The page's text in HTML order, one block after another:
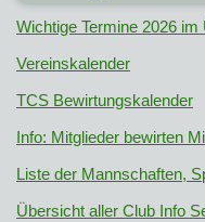
Wichtige Termine 2026 im
Vereinskalender
TCS Bewirtungskalender
Info: Mitglieder bewirten
Liste der Mannschaften,
Übersicht aller Club Info